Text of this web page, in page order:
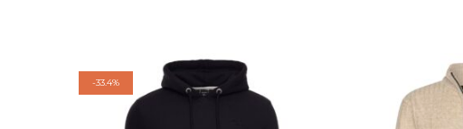
-33.4%